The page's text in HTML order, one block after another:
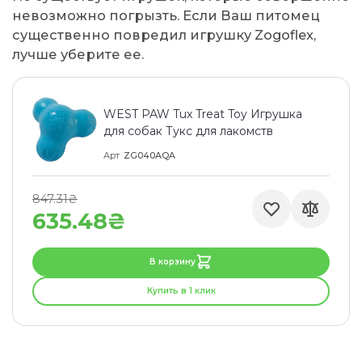
невозможно погрызть. Если Ваш питомец
существенно повредил игрушку Zogoflex,
лучше уберите ее.
WEST PAW Tux Treat Toy Игрушка
для собак Тукс для лакомств
Арт ZG040AQA
635.48₴
847.31₴
В корзину
Купить в 1 клик